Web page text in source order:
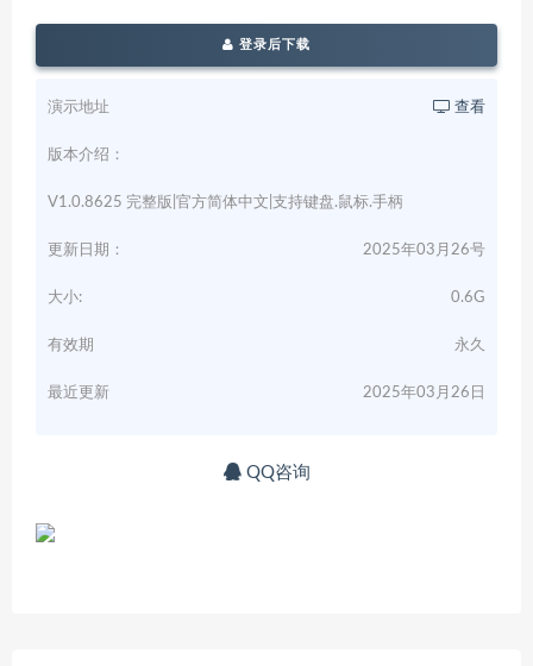
登录后下载
演示地址 查看
版本介绍：
V1.0.8625 完整版|官方简体中文|支持键盘.鼠标.手柄
更新日期： 2025年03月26号
大小: 0.6G
有效期 永久
最近更新 2025年03月26日
QQ咨询